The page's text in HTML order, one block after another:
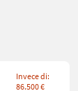
Invece di:
86.500 €